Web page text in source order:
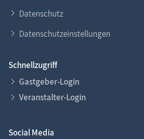
Datenschutz
Datenschutzeinstellungen
Schnellzugriff
Gastgeber-Login
Veranstalter-Login
Social Media